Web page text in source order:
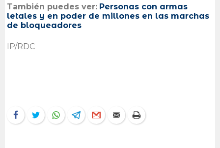
También puedes ver: Personas con armas
letales y en poder de millones en las marchas
de bloqueadores
IP/RDC